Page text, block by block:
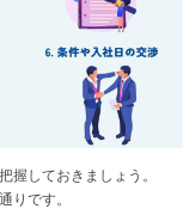
握しておきましょう。
りです。